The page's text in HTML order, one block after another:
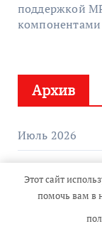
поддержкой
компонентами
Архив
Июль 2026
Июнь 2026
Этот сайт
помочь вам в